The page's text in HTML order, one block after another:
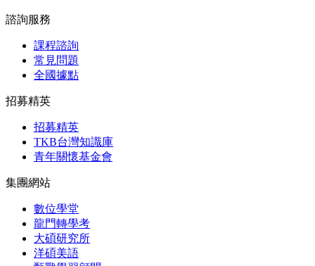
諮詢服務
課程諮詢
常見問題
全國據點
招募精英
招募精英
TKB台灣知識庫
青年關懷基金會
集團網站
數位學堂
龍門轉學考
大碩研究所
洋碩美語